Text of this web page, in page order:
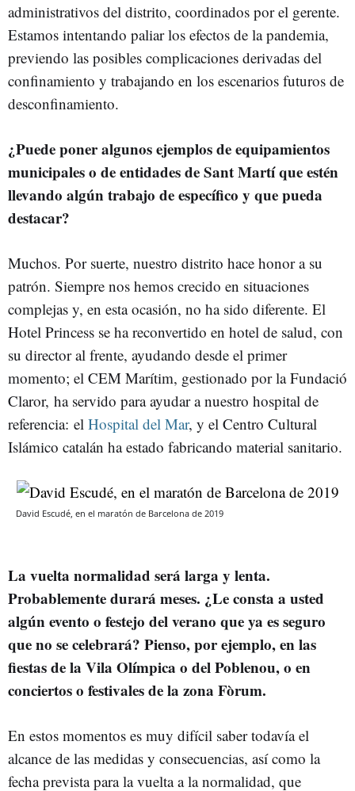
administrativos del distrito, coordinados por el gerente.
Estamos intentando paliar los efectos de la pandemia,
previendo las posibles complicaciones derivadas del
confinamiento y trabajando en los escenarios futuros de
desconfinamiento.
¿Puede poner algunos ejemplos de equipamientos
municipales o de entidades de Sant Martí que estén
llevando algún trabajo de específico y que pueda
destacar?
Muchos. Por suerte, nuestro distrito hace honor a su
patrón. Siempre nos hemos crecido en situaciones
complejas y, en esta ocasión, no ha sido diferente. El
Hotel Princess se ha reconvertido en hotel de salud, con
su director al frente, ayudando desde el primer
momento; el CEM Marítim, gestionado por la Fundació
Claror, ha servido para ayudar a nuestro hospital de
referencia: el Hospital del Mar, y el Centro Cultural
Islámico catalán ha estado fabricando material sanitario.
David Escudé, en el maratón de Barcelona de 2019
La vuelta normalidad será larga y lenta.
Probablemente durará meses. ¿Le consta a usted
algún evento o festejo del verano que ya es seguro
que no se celebrará? Pienso, por ejemplo, en las
fiestas de la Vila Olímpica o del Poblenou, o en
conciertos o festivales de la zona Fòrum.
En estos momentos es muy difícil saber todavía el
alcance de las medidas y consecuencias, así como la
fecha prevista para la vuelta a la normalidad, que